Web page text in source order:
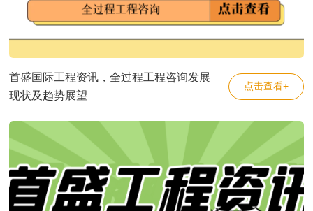
首盛国际工程资讯，全过程工程咨询发展
现状及趋势展望
点击查看+